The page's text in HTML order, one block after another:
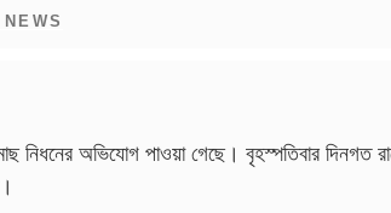
নিধনের অভিযোগ পাওয়া গেছে। বৃহস্পতিবার